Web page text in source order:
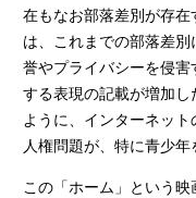
在もなお部落差別が存
は、これまでの部落差
誉やプライバシーを侵
する表現の記載が増加
ように、インターネッ
人権問題が、特に青少年
この「ホーム」という